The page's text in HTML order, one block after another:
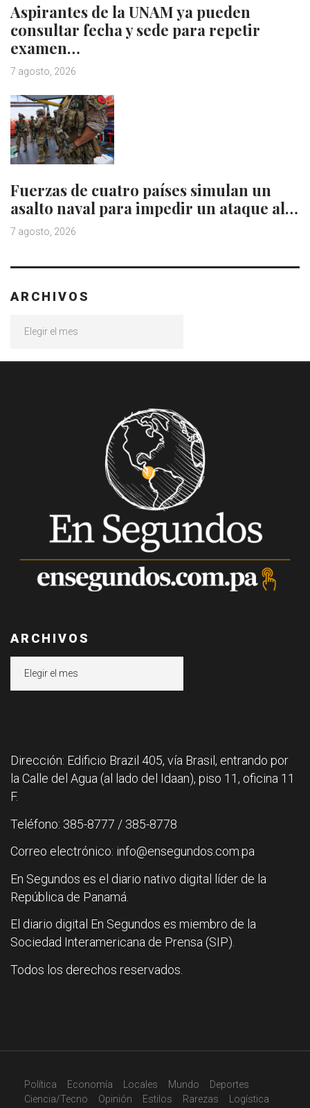
Aspirantes de la UNAM ya pueden
consultar fecha y sede para repetir
examen…
7 agosto, 2026
Fuerzas de cuatro países simulan un
asalto naval para impedir un ataque al…
7 agosto, 2026
ARCHIVOS
ARCHIVOS
Dirección: Edificio Brazil 405, vía Brasil, entrando por
la Calle del Agua (al lado del Idaan), piso 11, oficina 11
F.
Teléfono: 385-8777 / 385-8778
Correo electrónico: info@ensegundos.com.pa
En Segundos es el diario nativo digital líder de la
República de Panamá.
El diario digital En Segundos es miembro de la
Sociedad Interamericana de Prensa (SIP).
Todos los derechos reservados.
Política Economía Locales Mundo
Deportes
Ciencia/Tecno
Opinión Estilos Rarezas Logística